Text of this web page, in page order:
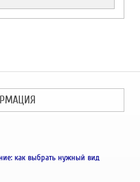
как выбрать нужный вид